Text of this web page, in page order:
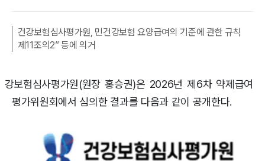
건강보험심사평가원, 민건강보험 요양급여의 기준에 관한 규칙
제11조의2” 등에 의거
강보험심사평가원(원장 홍승권)은 2026년 제6차 약제급여
평가위원회에서 심의한 결과를 다음과 같이 공개한다.